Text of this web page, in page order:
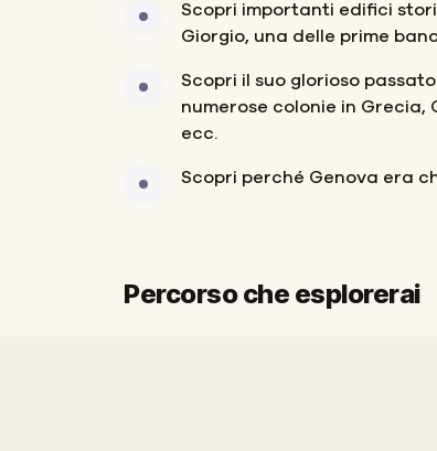
Scopri importanti edifici
Giorgio, una delle prime
Scopri il suo glorioso
numerose colonie in Grecia,
ecc.
Scopri perché Genova era
Percorso che esplorerai